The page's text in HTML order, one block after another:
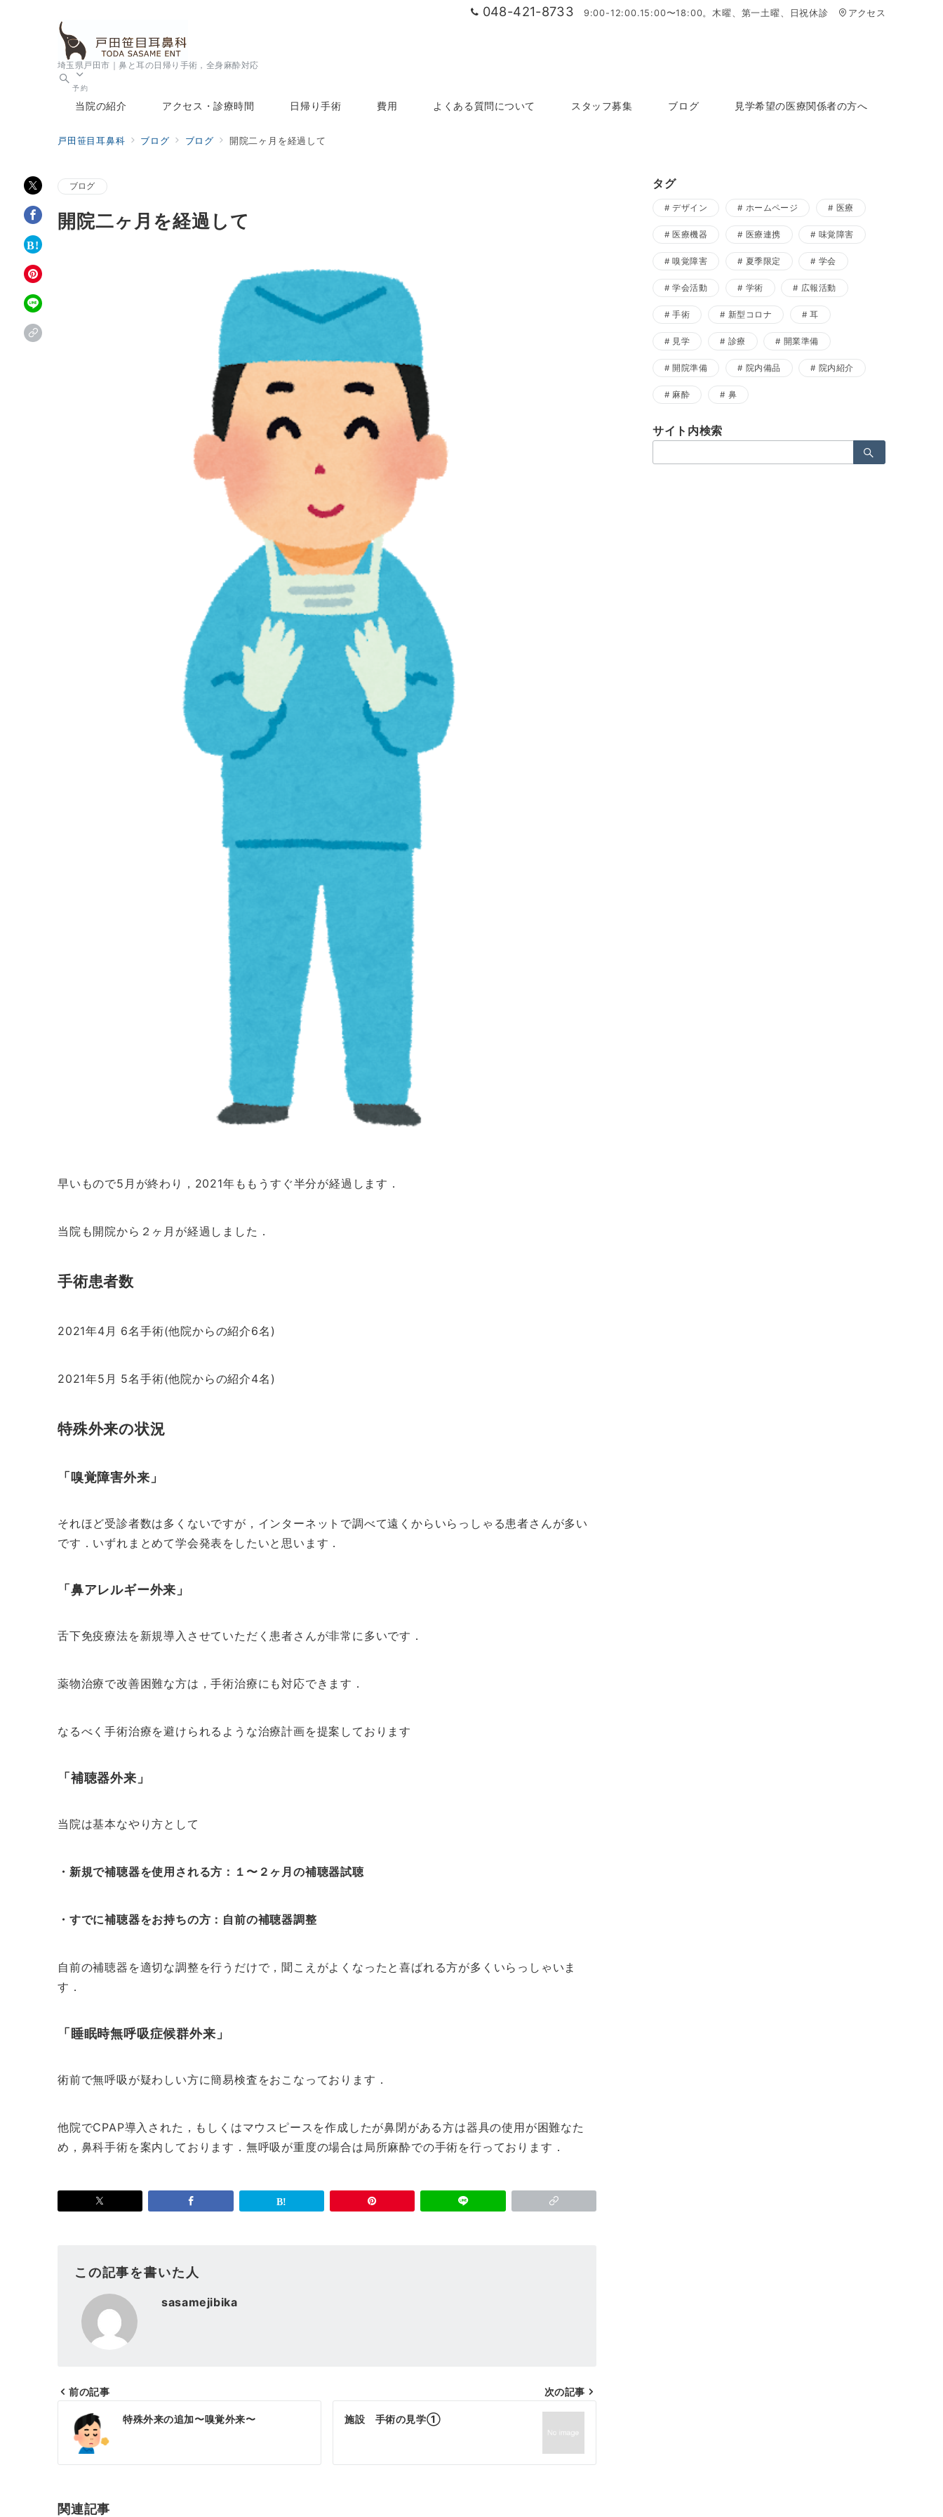
048-421-8733 9:00-12:00.15:00〜18:00。木曜、第一土曜、日祝休診 アクセス
埼玉県戸田市｜鼻と耳の日帰り手術，全身麻酔対応
予約
当院の紹介 アクセス・診療時間 日帰り手術 費用 よくある質問について スタッフ募集 ブログ 見学希望の医療関係者の方へ
戸田笹目耳鼻科 ブログ ブログ 開院二ヶ月を経過して
ブログ
開院二ヶ月を経過して
早いもので5月が終わり，2021年ももうすぐ半分が経過します．
当院も開院から２ヶ月が経過しました．
手術患者数
2021年4月 6名手術(他院からの紹介6名)
2021年5月 5名手術(他院からの紹介4名)
特殊外来の状況
「嗅覚障害外来」
それほど受診者数は多くないですが，インターネットで調べて遠くからいらっしゃる患者さんが多い
です．いずれまとめて学会発表をしたいと思います．
「鼻アレルギー外来」
舌下免疫療法を新規導入させていただく患者さんが非常に多いです．
薬物治療で改善困難な方は，手術治療にも対応できます．
なるべく手術治療を避けられるような治療計画を提案しております
「補聴器外来」
当院は基本なやり方として
・新規で補聴器を使用される方：１〜２ヶ月の補聴器試聴
・すでに補聴器をお持ちの方：自前の補聴器調整
自前の補聴器を適切な調整を行うだけで，聞こえがよくなったと喜ばれる方が多くいらっしゃいま
す．
「睡眠時無呼吸症候群外来」
術前で無呼吸が疑わしい方に簡易検査をおこなっております．
他院でCPAP導入された，もしくはマウスピースを作成したが鼻閉がある方は器具の使用が困難なた
め，鼻科手術を案内しております．無呼吸が重度の場合は局所麻酔での手術を行っております．
この記事を書いた人
sasamejibika
ゲ
前の記事
特殊外来の追加〜嗅覚外来〜
次の記事
施設 手術の見学①
関連記事
タグ
デザイン ホームページ 医療
医療機器 医療連携 味覚障害
嗅覚障害 夏季限定 学会
学会活動 学術 広報活動
手術 新型コロナ 耳
見学 診療 開業準備
開院準備 院内備品 院内紹介
麻酔 鼻
サイト内検索
索：